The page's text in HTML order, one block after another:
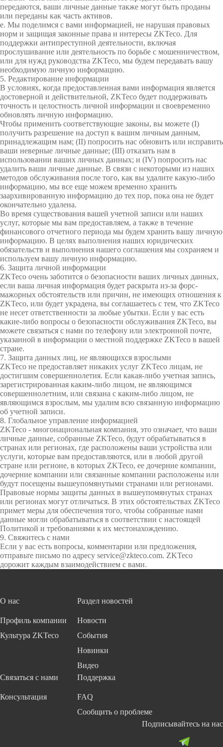
передаются, ваши личные данные также могут быть проданы
или переданы как часть активов.
е. Мы поделимся с вами информацией, не нарушая правовых
норм и защищая законные права и интересы ZKTeco. Для
поддержки антипреступной деятельности, включая
прослушивание или деятельность по борьбе с мошенничеством,
или для нужд руководства ZKTeco, мы будем передавать вашу
необходимую личную информацию.
5. Редактирование информации
В условиях, когда предоставленная вами информация является
достоверной и действительной, ZKTeco будет поддерживать
точность и целостность личной информации и своевременно
обновлять личную информацию.
Чтобы применить соответствующие законы, вы можете (I)
получить разрешение на доступ к вашим личным данным,
принадлежащим нам; (II) попросить нас обновить или исправить
ваши неверные личные данные; (III) отказать нам в
использовании ваших личных данных; и (IV) попросить нас
удалить ваши личные данные. В связи с некоторыми из наших
методов обслуживания после того, как вы удалите какую-либо
информацию, мы все еще можем временно хранить
заархивированную информацию до тех пор, пока она не будет
окончательно удалена.
Во время существования вашей учетной записи или наших
услуг, которые мы вам предоставляем, а также в течение
финансового отчетного периода мы будем хранить вашу личную
информацию. В целях выполнения наших юридических
обязательств и выполнения нашего соглашения мы сохраняем и
используем вашу личную информацию.
6. Защита личной информации
ZKTeco очень заботится о безопасности ваших личных данных,
если ваша личная информация будет раскрыта из-за форс-
мажорных обстоятельств или причин, не имеющих отношения к
ZKTeco, или будет украдена, вы соглашаетесь с тем, что ZKTeco
не несет ответственности за любые убытки. Если у вас есть
какие-либо вопросы о безопасности обслуживания ZKTeco, вы
можете связаться с нами по телефону или электронной почте,
указанной в информации о местной поддержке ZKTeco в вашей
стране.
7. Защита данных лиц, не являющихся взрослыми
ZKTeco не предоставляет никаких услуг ZKTeco лицам, не
достигшим совершеннолетия. Если какая-либо учетная запись,
зарегистрированная каким-либо лицом, не являющимся
совершеннолетним, или связана с каким-либо лицом, не
являющимся взрослым, мы удалим всю связанную информацию
об учетной записи.
8. Глобальное управление информацией
ZKTeco - многонациональная компания, это означает, что ваши
личные данные, собранные ZKTeco, будут обрабатываться в
странах или регионах, где расположены ваши устройства или
услуги, которые вам предоставляются, или в любой другой
стране или регионе, в которых ZKTeco, ее дочерние компании,
дочерние компании или связанные компании расположены или
будут посещены вышеупомянутыми странами или регионами.
Правовые нормы защиты данных в вышеупомянутых странах
или регионах могут отличаться. В этих обстоятельствах ZKTeco
примет меры для обеспечения того, чтобы собранные нами
данные могли обрабатываться в соответствии с настоящей
Политикой и требованиями к их местонахождению.
9. Свяжитесь с нами
Если у вас есть вопросы, комментарии или предложения,
отправьте письмо по адресу service@zkteco.com. ZKTeco
дорожит каждым взаимодействием с вами.
О нас
Профиль компании
Культура ZKTeco
Раздел новостей
Новости
События
Новинки
Видео
Связаться с нами
Консультация
Поддержка
FAQ
Сообщить о проблеме
Подписывайтесь на нас